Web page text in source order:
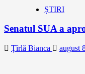
ȘTIRI
Senatul SUA a
Țîrlă Bianca august